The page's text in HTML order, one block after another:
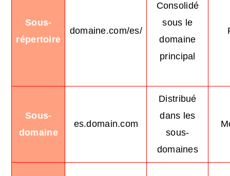
Sous-
répertoire
domaine.com/es/
Consolidé
sous le
domaine
principal
Sous-
domaine
es.domain.com
Distribué
dans les
sous-
domaines